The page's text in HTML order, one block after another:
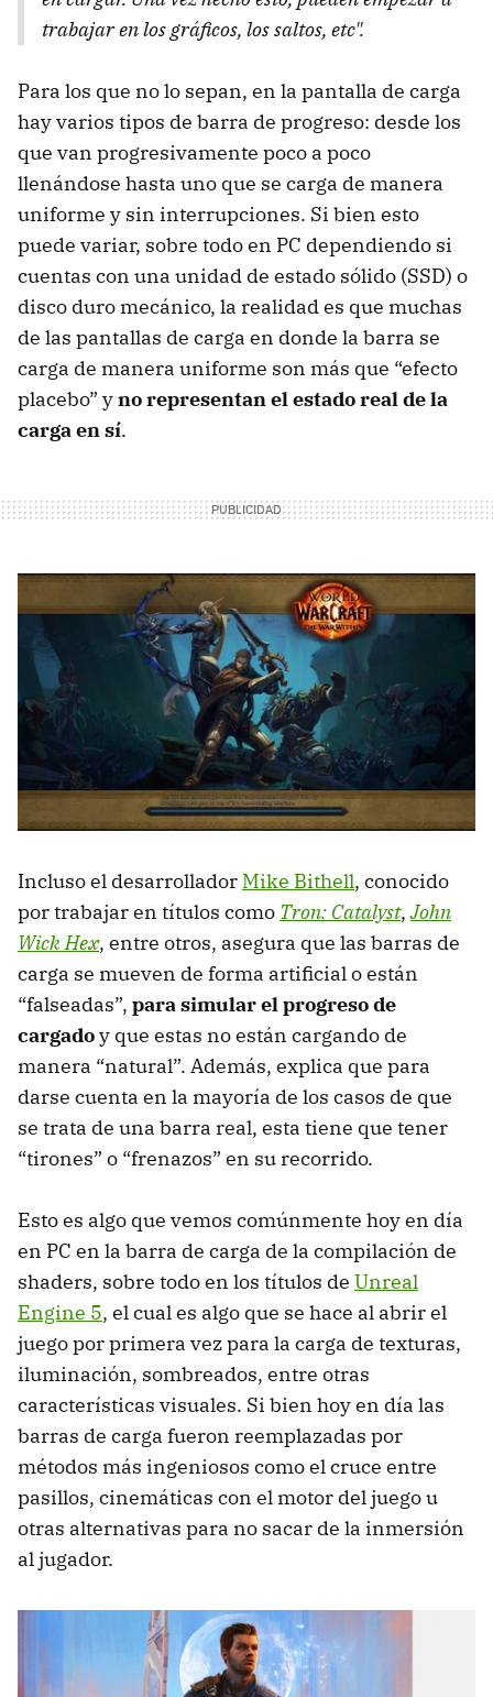
trabajar en los gráficos, los saltos, etc".
Para los que no lo sepan, en la pantalla de carga
hay varios tipos de barra de progreso: desde los
que van progresivamente poco a poco
llenándose hasta uno que se carga de manera
uniforme y sin interrupciones. Si bien esto
puede variar, sobre todo en PC dependiendo si
cuentas con una unidad de estado sólido (SSD) o
disco duro mecánico, la realidad es que muchas
de las pantallas de carga en donde la barra se
carga de manera uniforme son más que “efecto
placebo” yno representan el estado real de la
carga en sí.
Incluso el desarrollador Mike Bithell, conocido
por trabajar en títulos como Tron: Catalyst,John
Wick Hex, entre otros, asegura que las barras de
carga se mueven de forma artificial o están
“falseadas”, para simular el progreso de
cargadoy que estas no están cargando de
manera “natural”. Además, explica que para
darse cuenta en la mayoría de los casos de que
se trata de una barra real, esta tiene que tener
“tirones” o “frenazos” en su recorrido.
Esto es algo que vemos comúnmente hoy en día
en PC en la barra de carga de la compilación de
shaders, sobre todo en los títulos de Unreal
Engine 5, el cual es algo que se hace al abrir el
juego por primera vez para la carga de texturas,
iluminación, sombreados, entre otras
características visuales. Si bien hoy en día las
barras de carga fueron reemplazadas por
métodos más ingeniosos como el cruce entre
pasillos, cinemáticas con el motor del juego u
otras alternativas para no sacar de la inmersión
al jugador.